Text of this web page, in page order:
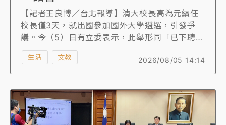
【記者王良博／台北報導】清大校長高為元續任
校長僅3天，就出國參加國外大學遴選，引發爭
議。今（5）日有立委表示，此舉形同「已下聘還
去相親」，應對續任校長有規範，例如要求揭露
有無對外求職，或者要求簽署誠信承諾書等，教
育部長鄭英耀則說，確實應該考量連任校長該有
2026/08/05 14:14
生活 文教